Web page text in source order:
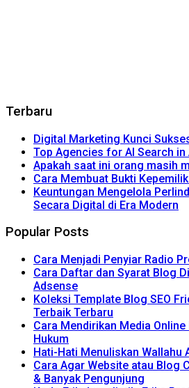
Terbaru
Digital Marketing Kunci
Top Agencies for AI Search in
Apakah saat ini orang masih
Cara Membuat Bukti
Keuntungan Mengelola
Secara Digital di Era Modern
Popular Posts
Cara Menjadi Penyiar Radio
Cara Daftar dan Syarat Blog
Adsense
Koleksi Template Blog SEO
Terbaik Terbaru
Cara Mendirikan Media Online
Hukum
Hati-Hati Menuliskan Wallahu
Cara Agar Website atau Blog
& Banyak Pengunjung